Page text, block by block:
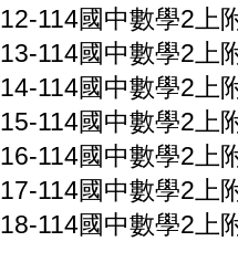
12-114國中數學2上
13-114國中數學2上
14-114國中數學2上
15-114國中數學2上
16-114國中數學2上
17-114國中數學2上
18-114國中數學2上